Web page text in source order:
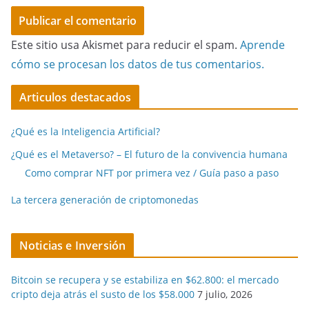
Este sitio usa Akismet para reducir el spam. Aprende
cómo se procesan los datos de tus comentarios.
Articulos destacados
¿Qué es la Inteligencia Artificial?
¿Qué es el Metaverso? – El futuro de la convivencia humana
Como comprar NFT por primera vez / Guía paso a paso
La tercera generación de criptomonedas
Noticias e Inversión
Bitcoin se recupera y se estabiliza en $62.800: el mercado
cripto deja atrás el susto de los $58.000 7 julio, 2026